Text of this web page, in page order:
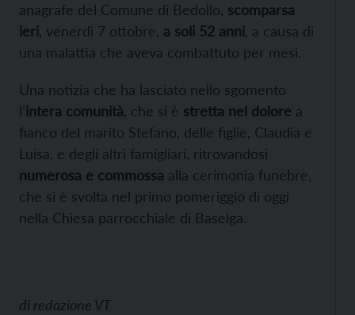
anagrafe del Comune di Bedollo, scomparsa
ieri , venerdì 7 ottobre, a soli 52 anni , a causa di
una malattia che aveva combattuto per mesi.
Una notizia che ha lasciato nello sgomento
l’intera comunità , che si è stretta nel dolore a
fianco del marito Stefano, delle figlie, Claudia e
Luisa, e degli altri famigliari, ritrovandosi
numerosa e commossa alla cerimonia funebre,
che si è svolta nel primo pomeriggio di oggi
nella Chiesa parrocchiale di Baselga.
di redazione VT